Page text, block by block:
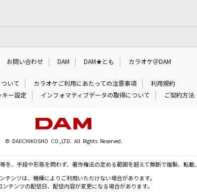
お問い合わせ DAM DAM★とも カラオケ＠DAM
いて カラオケご利用にあたっての注意事項
利用規約
キー設定 インフォマティブデータの取得について ご契約方法
© DAIICHIKOSHO CO.,LTD. All Rights Reserved.
を、手段や形態を問わず、著作権法の定める範囲を超えて無断で複製、転載
テンツは、機種によりご利用いただけない場合があります。
ンテンツの配信日、配信内容が変更になる場合があります。